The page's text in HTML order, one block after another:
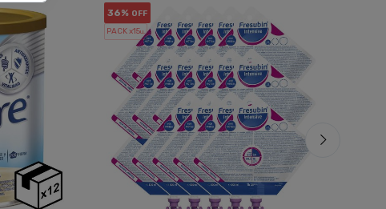
36% OFF
PACK x15u.